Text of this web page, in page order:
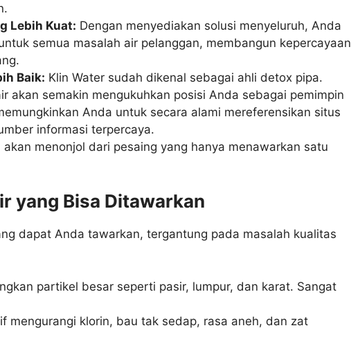
Lebih Kuat: Dengan menyediakan solusi menyeluruh, Anda
semua masalah air pelanggan, membangun kepercayaan
Baik: Klin Water sudah dikenal sebagai ahli detox pipa.
akan semakin mengukuhkan posisi Anda sebagai pemimpin
Anda untuk secara alami mereferensikan situs
informasi terpercaya.
akan menonjol dari pesaing yang hanya menawarkan satu
yang Bisa Ditawarkan
dapat Anda tawarkan, tergantung pada masalah kualitas
partikel besar seperti pasir, lumpur, dan karat. Sangat
mengurangi klorin, bau tak sedap, rasa aneh, dan zat